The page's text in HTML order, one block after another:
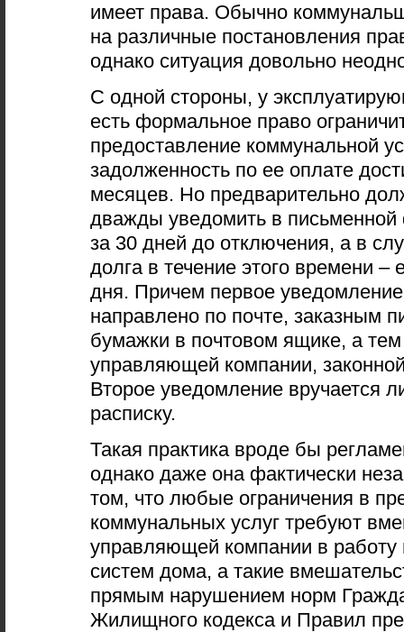
имеет права. Обычно
на различные постановления
однако ситуация довольно
С одной стороны, у
есть формальное право
предоставление коммунальной
задолженность по ее оплате
месяцев. Но предварительно
дважды уведомить в
за 30 дней до отключения, а в
долга в течение этого времени –
дня. Причем первое
направлено по почте, заказным
бумажки в почтовом ящике, а
управляющей компании,
Второе уведомление вручается
расписку.
Такая практика вроде бы
однако даже она фактически
том, что любые ограничения в
коммунальных услуг требуют
управляющей компании в
систем дома, а такие
прямым нарушением норм
Жилищного кодекса и Правил